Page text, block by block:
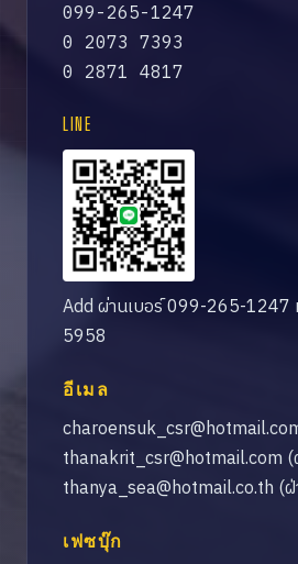
099-265-1247
0 2073 7393
0 2871 4817
LINE
Add ผ่านเบอร์ 099-265-
5958
อีเมล
thanakrit_csr@hotmail.com (
thanya_sea@hotmail.co.th (
เฟซบุ๊ก